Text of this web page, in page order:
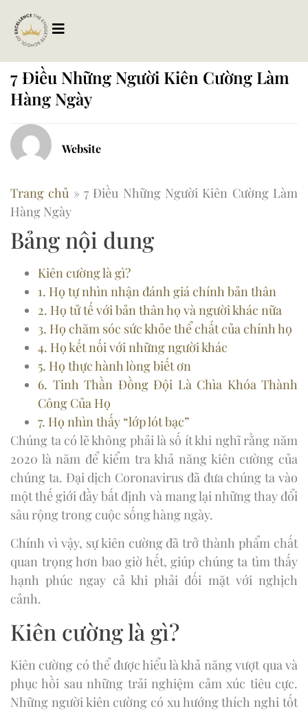
7 Điều Những Người Kiên Cường Làm
Hàng Ngày
Website
Trang chủ »7 Điều Những Người Kiên Cường Làm
Hàng Ngày
Bảng nội dung
Kiên cường là gì?
1. Họ tự nhìn nhận đánh giá chính bản thân
2. Họ tử tế với bản thân họ và người khác nữa
3. Họ chăm sóc sức khỏe thể chất của chính họ
4. Họ kết nối với những người khác
5. Họ thực hành lòng biết ơn
6. Tinh Thần Đồng Đội Là Chìa Khóa Thành
Công Của Họ
7. Họ nhìn thấy “lớp lót bạc”
Chúng ta có lẽ không phải là số ít khi nghĩ rằng năm
2020 là năm để kiểm tra khả năng kiên cường của
chúng ta. Đại dịch Coronavirus đã đưa chúng ta vào
một thế giới đầy bất định và mang lại những thay đổi
sâu rộng trong cuộc sống hàng ngày.
Chính vì vậy, sự kiên cường đã trở thành phẩm chất
quan trọng hơn bao giờ hết, giúp chúng ta tìm thấy
hạnh phúc ngay cả khi phải đối mặt với nghịch
cảnh.
Kiên cường là gì?
Kiên cường có thể được hiểu là khả năng vượt qua và
phục hồi sau những trải nghiệm cảm xúc tiêu cực.
Những người kiên cường có xu hướng thích nghi tốt